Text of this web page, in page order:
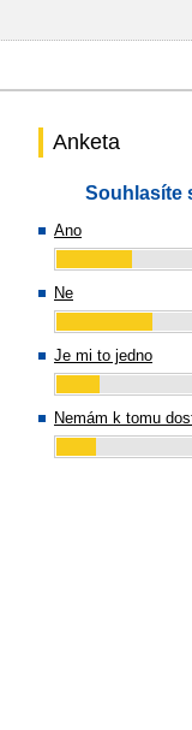
Anketa
Souhlasíte
Ano
Ne
Je mi to jedno
Nemám k tomu